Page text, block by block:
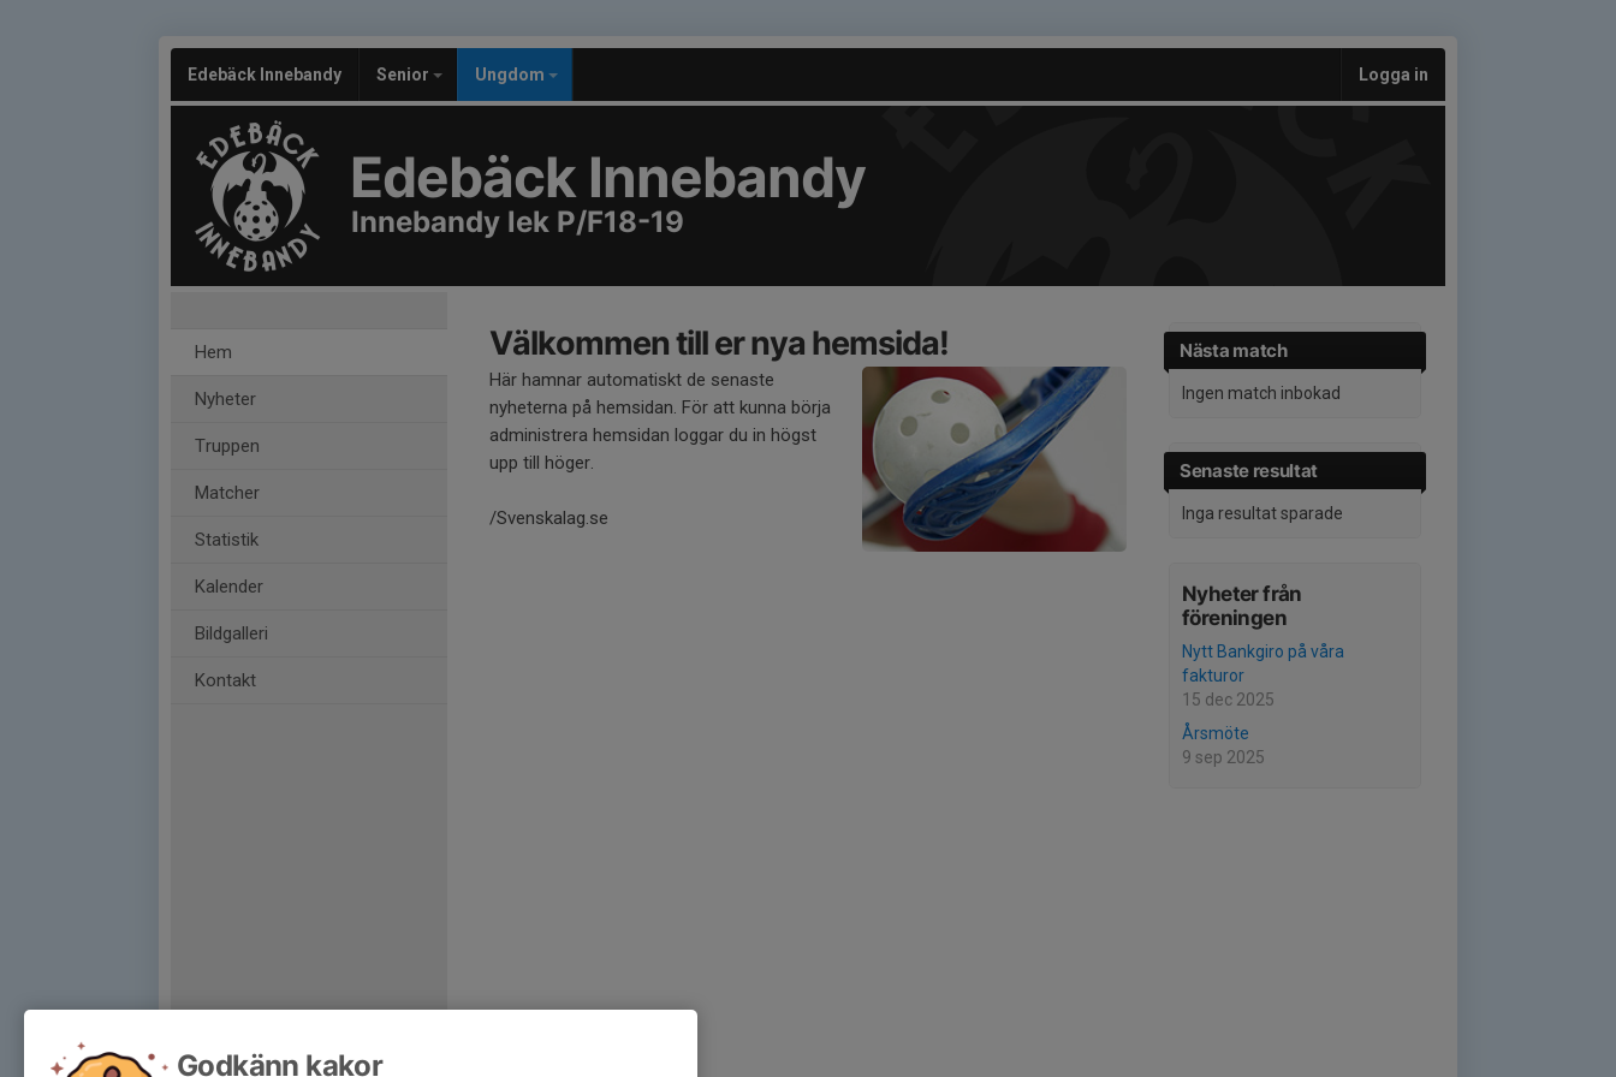
Edebäck Innebandy Senior Ungdom Logga in
Edebäck Innebandy
Innebandy lek P/F18-19
Hem
Nyheter
Truppen
Matcher
Statistik
Kalender
Bildgalleri
Kontakt
Nästa match
Ingen match inbokad
Senaste resultat
Inga resultat sparade
Nyheter från
föreningen
Nytt Bankgiro på våra
fakturor
15 dec 2025
Årsmöte
9 sep 2025
Välkommen till er nya hemsida!
Här hamnar automatiskt de senaste
nyheterna på hemsidan. För att kunna börja
administrera hemsidan loggar du in högst
upp till höger.
/Svenskalag.se
Godkänn kakor